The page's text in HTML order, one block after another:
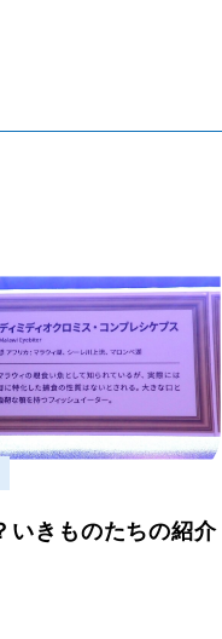
いきものたちの紹介